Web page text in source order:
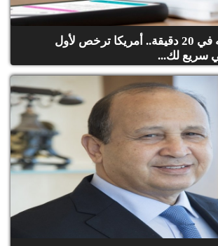
تظهر نتيجته في 20 دقيقة.. أمريكا ترخص لأول
سريع لك...